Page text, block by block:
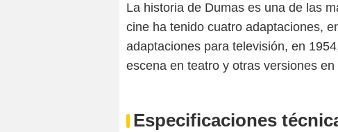
La historia de Dumas es una de las
cine ha tenido cuatro adaptaciones,
adaptaciones para televisión, en
escena en teatro y otras versiones
Especificaciones